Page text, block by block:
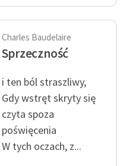
Charles Baudelaire
Sprzeczność
i ten ból straszliwy,
Gdy wstręt skryty się
czyta spoza
poświęcenia
W tych oczach, z...